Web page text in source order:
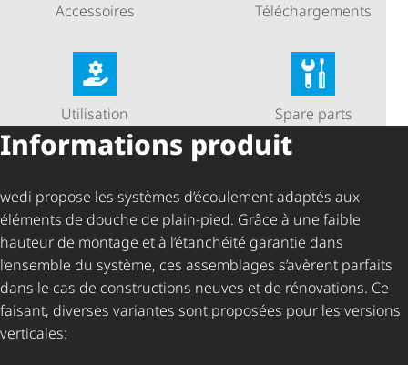
Accessoires Télé­char­ge­ments
Utilisation Spare parts
Informations produit
wedi propose les systèmes d’écoulement adaptés aux
éléments de douche de plain-pied. Grâce à une faible
hauteur de montage et à l’étanchéité garantie dans
l’ensemble du système, ces assemblages s’avèrent parfaits
dans le cas de constructions neuves et de rénovations. Ce
faisant, diverses variantes sont proposées pour les versions
verticales: